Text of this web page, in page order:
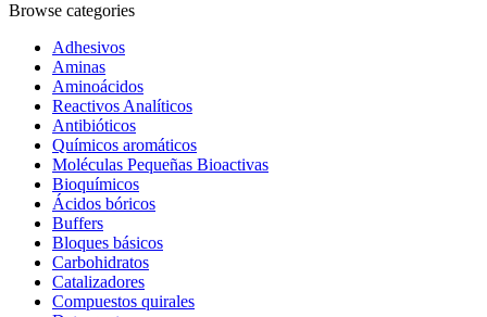
Browse categories
Adhesivos
Aminas
Aminoácidos
Reactivos Analíticos
Antibióticos
Químicos aromáticos
Moléculas Pequeñas Bioactivas
Bioquímicos
Ácidos bóricos
Buffers
Bloques básicos
Carbohidratos
Catalizadores
Compuestos quirales